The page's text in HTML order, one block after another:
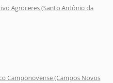
Agroceres (Santo Antônio da
Camponovense (Campos Novos